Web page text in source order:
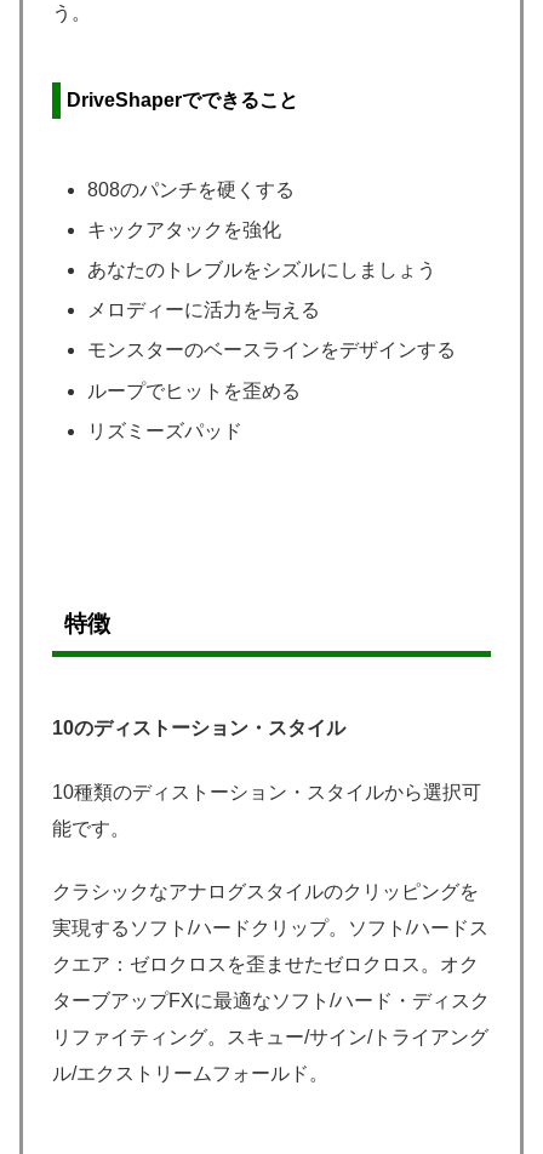
う。
DriveShaperでできること
808のパンチを硬くする
キックアタックを強化
あなたのトレブルをシズルにしましょう
メロディーに活力を与える
モンスターのベースラインをデザインする
ループでヒットを歪める
リズミーズパッド
特徴
10のディストーション・スタイル
10種類のディストーション・スタイルから選択可
能です。
クラシックなアナログスタイルのクリッピングを
実現するソフト/ハードクリップ。ソフト/ハードス
クエア：ゼロクロスを歪ませたゼロクロス。オク
ターブアップFXに最適なソフト/ハード・ディスク
リファイティング。スキュー/サイン/トライアング
ル/エクストリームフォールド。